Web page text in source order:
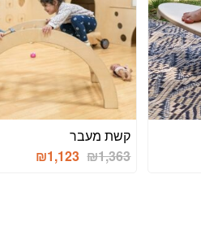
קשת מעבר
₪1,363
המחיר₪1,123